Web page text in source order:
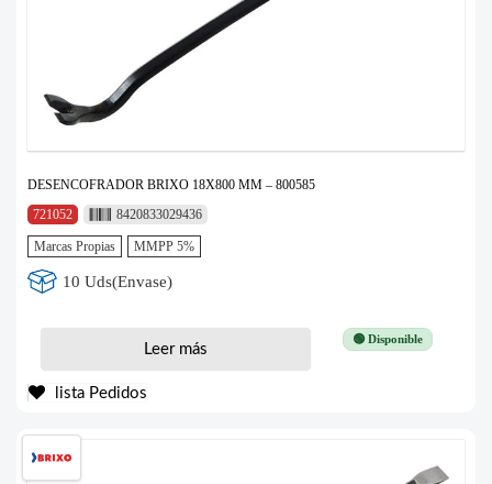
DESENCOFRADOR BRIXO 18X800 MM – 800585
721052
8420833029436
Marcas Propias MMPP 5%
10 Uds(Envase)
🟢 Disponible
Leer más
lista Pedidos